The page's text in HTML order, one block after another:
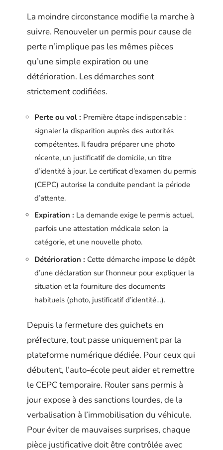
La moindre circonstance modifie la marche à
suivre. Renouveler un permis pour cause de
perte n’implique pas les mêmes pièces
qu’une simple expiration ou une
détérioration. Les démarches sont
strictement codifiées.
Perte ou vol : Première étape indispensable :
signaler la disparition auprès des autorités
compétentes. Il faudra préparer une photo
récente, un justificatif de domicile, un titre
d’identité à jour. Le certificat d’examen du permis
(CEPC) autorise la conduite pendant la période
d’attente.
Expiration : La demande exige le permis actuel,
parfois une attestation médicale selon la
catégorie, et une nouvelle photo.
Détérioration : Cette démarche impose le dépôt
d’une déclaration sur l’honneur pour expliquer la
situation et la fourniture des documents
habituels (photo, justificatif d’identité…).
Depuis la fermeture des guichets en
préfecture, tout passe uniquement par la
plateforme numérique dédiée. Pour ceux qui
débutent, l’auto-école peut aider et remettre
le CEPC temporaire. Rouler sans permis à
jour expose à des sanctions lourdes, de la
verbalisation à l’immobilisation du véhicule.
Pour éviter de mauvaises surprises, chaque
pièce justificative doit être contrôlée avec